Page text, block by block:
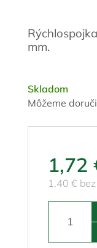
Skladom
Môžeme
1,72
1,40 €
mm.